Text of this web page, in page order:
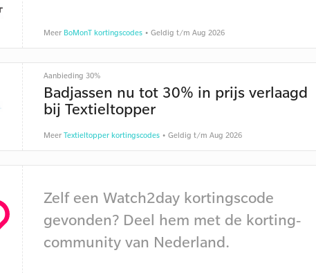
Meer BoMonT kortingscodes• Geldig t/m Aug 2026
Aanbieding 30%
Badjassen nu tot 30% in prijs verlaagd
bij Textieltopper
Meer Textieltopper kortingscodes• Geldig t/m Aug 2026
Zelf een Watch2day kortingscode
gevonden? Deel hem met de korting-
community van Nederland.